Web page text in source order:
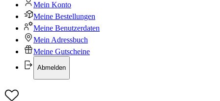
Mein Konto
Meine Bestellungen
Meine Benutzerdaten
Mein Adressbuch
Meine Gutscheine
Abmelden